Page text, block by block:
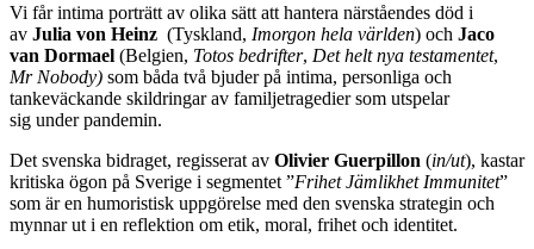
Vi får intima porträtt av olika sätt att hantera närståendes död i
av Julia von Heinz (Tyskland, Imorgon hela världen) och Jaco
van Dormael (Belgien, Totos bedrifter, Det helt nya testamentet,
Mr Nobody) som båda två bjuder på intima, personliga och
tankeväckande skildringar av familjetragedier som utspelar
sig under pandemin.
Det svenska bidraget, regisserat av Olivier Guerpillon (in/ut), kastar
kritiska ögon på Sverige i segmentet ”Frihet Jämlikhet Immunitet”
som är en humoristisk uppgörelse med den svenska strategin och
mynnar ut i en reflektion om etik, moral, frihet och identitet.